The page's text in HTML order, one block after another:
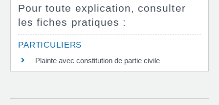
Pour toute explication, consulter
les fiches pratiques :
PARTICULIERS
Plainte avec constitution de partie civile